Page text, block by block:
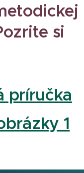
si
príručka
1